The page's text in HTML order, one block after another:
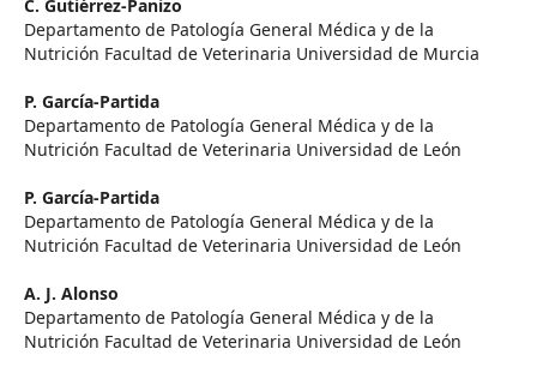
C. Gutiérrez-Panizo
Departamento de Patología General Médica y de la
Nutrición Facultad de Veterinaria Universidad de Murcia
P. García-Partida
Departamento de Patología General Médica y de la
Nutrición Facultad de Veterinaria Universidad de León
P. García-Partida
Departamento de Patología General Médica y de la
Nutrición Facultad de Veterinaria Universidad de León
A. J. Alonso
Departamento de Patología General Médica y de la
Nutrición Facultad de Veterinaria Universidad de León